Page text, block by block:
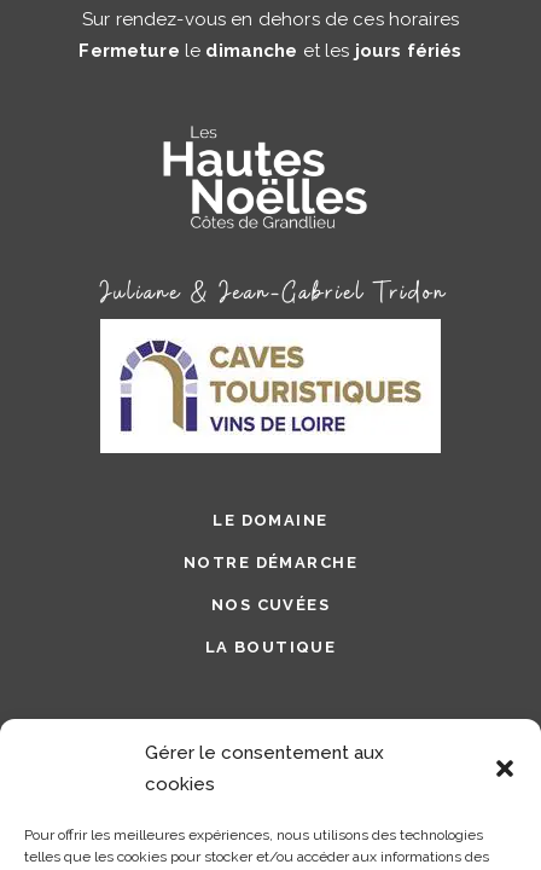
Gérer le consentement aux
cookies
Pour offrir les meilleures expériences, nous utilisons des technologies
telles que les cookies pour stocker et/ou accéder aux informations des
Sur rendez-vous en dehors de ces horaires
Fermeture le dimanche et les jours fériés
LE DOMAINE
NOTRE DÉMARCHE
NOS CUVÉES
LA BOUTIQUE
Suivez-nous sur nos réseaux sociaux